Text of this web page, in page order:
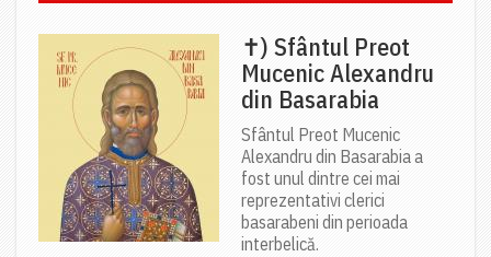
✝) Sfântul Preot
Mucenic Alexandru
din Basarabia
Sfântul Preot Mucenic
Alexandru din Basarabia a
fost unul dintre cei mai
reprezentativi clerici
basarabeni din perioada
interbelică.